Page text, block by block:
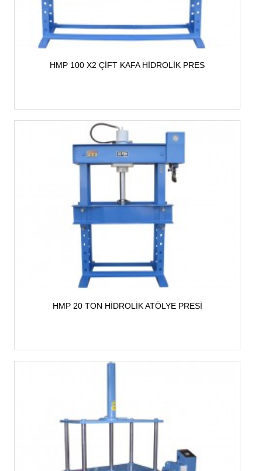
HMP 100 X2 ÇİFT KAFA HİDROLİK PRES
HMP 20 TON HİDROLİK ATÖLYE PRESİ